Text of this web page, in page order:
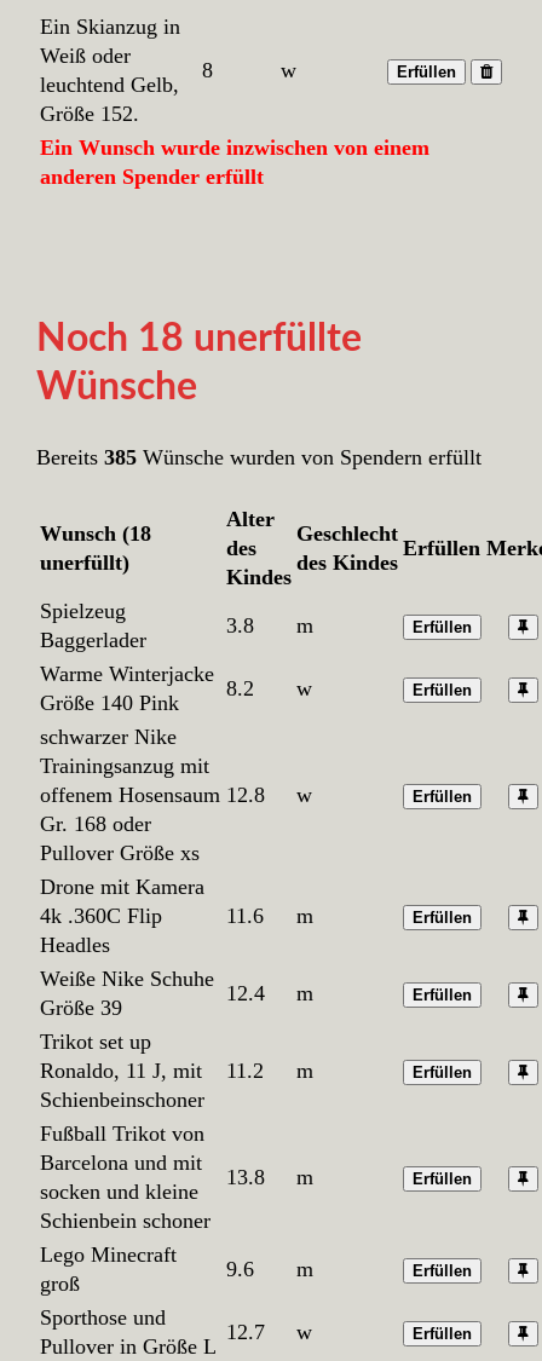
Ein Skianzug in
Weiß oder
leuchtend Gelb,
Größe 152.
8 w Erfüllen
Ein Wunsch wurde inzwischen von einem
anderen Spender erfüllt
Noch 18 unerfüllte
Wünsche
Bereits 385Wünsche wurden von Spendern erfüllt
Wunsch (18
unerfüllt)
Alter
des
Kindes
Geschlecht
des Kindes
Erfüllen
Spielzeug
Baggerlader
3.8 m Erfüllen
Warme Winterjacke
Größe 140 Pink
8.2 w Erfüllen
schwarzer Nike
Trainingsanzug mit
offenem Hosensaum
Gr. 168 oder
Pullover Größe xs
12.8 w Erfüllen
Drone mit Kamera
4k .360C Flip
Headles
11.6 m Erfüllen
Weiße Nike Schuhe
Größe 39
12.4 m Erfüllen
Trikot set up
Ronaldo, 11 J, mit
Schienbeinschoner
11.2 m Erfüllen
Fußball Trikot von
Barcelona und mit
socken und kleine
Schienbein schoner
13.8 m Erfüllen
Lego Minecraft
groß
9.6 m Erfüllen
Sporthose und
Pullover in Größe L
12.7 w Erfüllen